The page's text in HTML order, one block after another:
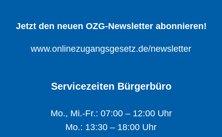
Jetzt den neuen OZG-Newsletter abonnieren!
www.onlinezugangsgesetz.de/newsletter
Servicezeiten Bürgerbüro
Mo., Mi.-Fr.: 07:00 – 12:00 Uhr
Mo.: 13:30 – 18:00 Uhr